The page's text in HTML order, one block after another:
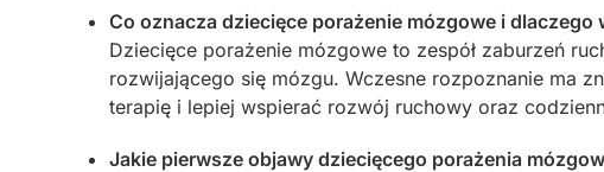
Co oznacza dziecięce porażenie mózgowe i
Dziecięce porażenie mózgowe to zespół zaburzeń
rozwijającego się mózgu. Wczesne rozpoznanie ma
terapię i lepiej wspierać rozwój ruchowy oraz
Jakie pierwsze objawy dziecięcego porażenia